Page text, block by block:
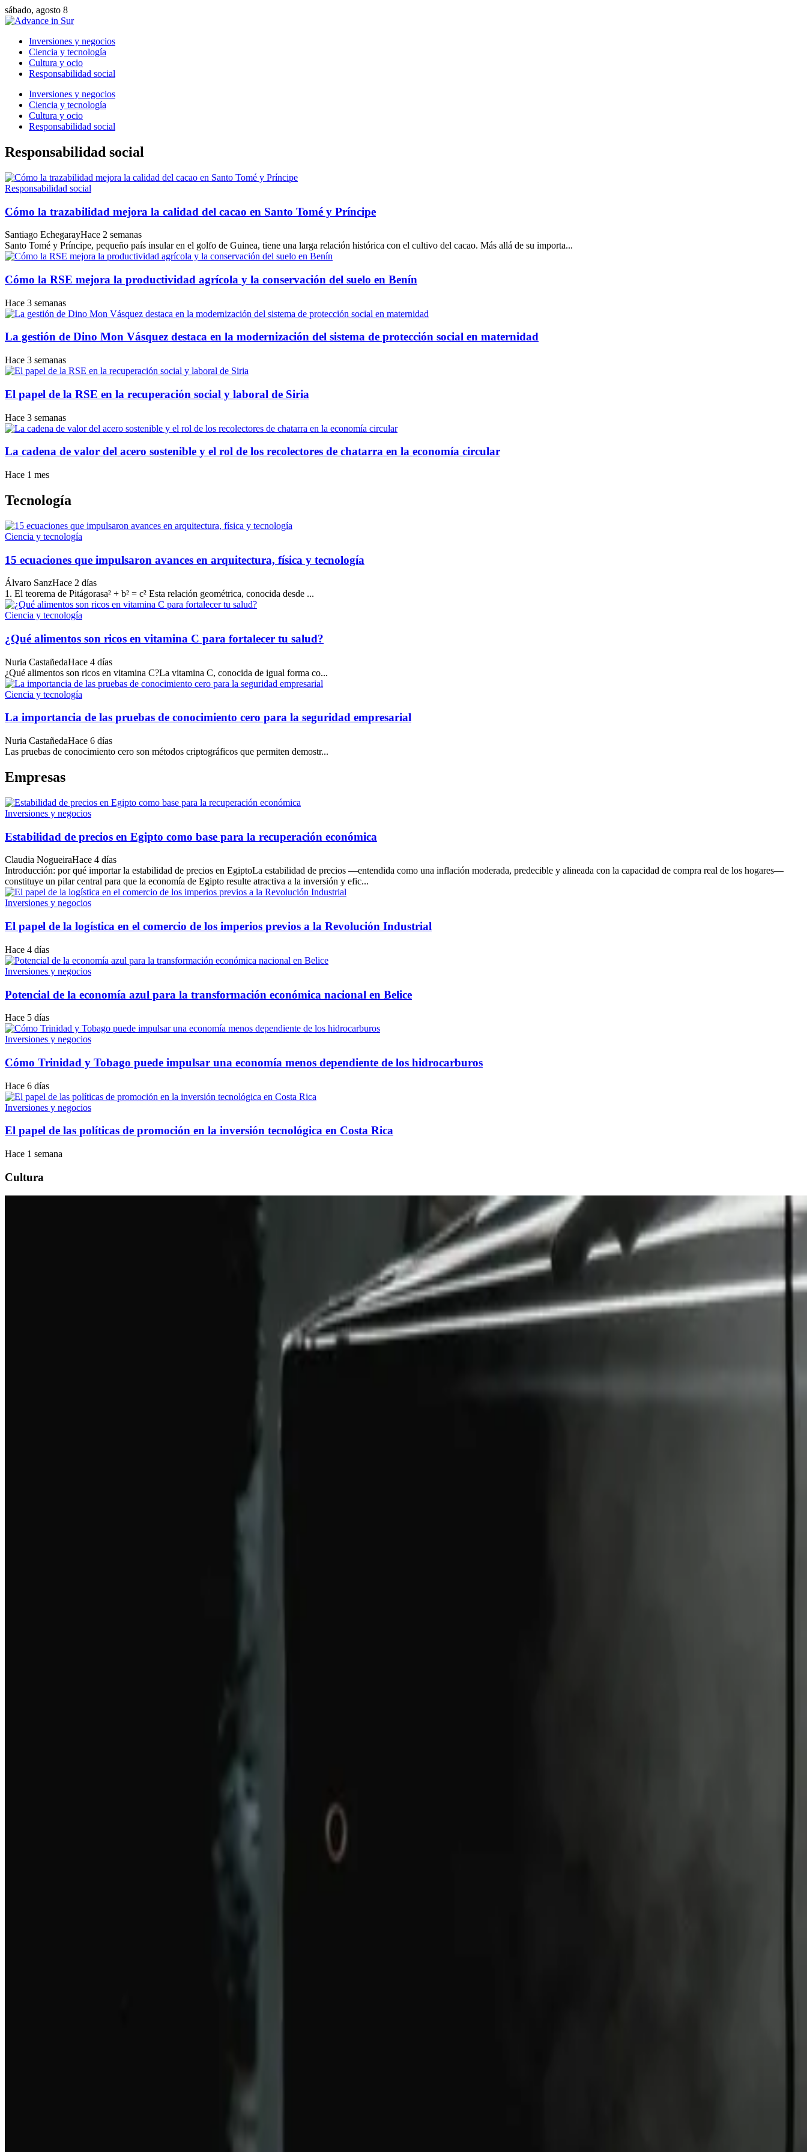
sábado, agosto 8
Inversiones y negocios
Ciencia y tecnología
Cultura y ocio
Responsabilidad social
Inversiones y negocios
Ciencia y tecnología
Cultura y ocio
Responsabilidad social
Responsabilidad social
Responsabilidad social
Cómo la trazabilidad mejora la calidad del cacao en Santo Tomé y Príncipe
Santiago EchegarayHace 2 semanas
Santo Tomé y Príncipe, pequeño país insular en el golfo de Guinea, tiene una larga relación histórica con el cultivo del cacao. Más allá de su importa...
Cómo la RSE mejora la productividad agrícola y la conservación del suelo en Benín
Hace 3 semanas
La gestión de Dino Mon Vásquez destaca en la modernización del sistema de protección social en maternidad
Hace 3 semanas
El papel de la RSE en la recuperación social y laboral de Siria
Hace 3 semanas
La cadena de valor del acero sostenible y el rol de los recolectores de chatarra en la economía circular
Hace 1 mes
Tecnología
Ciencia y tecnología
15 ecuaciones que impulsaron avances en arquitectura, física y tecnología
Álvaro SanzHace 2 días
1. El teorema de Pitágorasa² + b² = c² Esta relación geométrica, conocida desde ...
Ciencia y tecnología
¿Qué alimentos son ricos en vitamina C para fortalecer tu salud?
Nuria CastañedaHace 4 días
¿Qué alimentos son ricos en vitamina C?La vitamina C, conocida de igual forma co...
Ciencia y tecnología
La importancia de las pruebas de conocimiento cero para la seguridad empresarial
Nuria CastañedaHace 6 días
Las pruebas de conocimiento cero son métodos criptográficos que permiten demostr...
Empresas
Inversiones y negocios
Estabilidad de precios en Egipto como base para la recuperación económica
Claudia NogueiraHace 4 días
Introducción: por qué importar la estabilidad de precios en EgiptoLa estabilidad de precios —entendida como una inflación moderada, predecible y alineada con la capacidad de compra real de los hogares—
constituye un pilar central para que la economía de Egipto resulte atractiva a la inversión y efic...
Inversiones y negocios
El papel de la logística en el comercio de los imperios previos a la Revolución Industrial
Hace 4 días
Inversiones y negocios
Potencial de la economía azul para la transformación económica nacional en Belice
Hace 5 días
Inversiones y negocios
Cómo Trinidad y Tobago puede impulsar una economía menos dependiente de los hidrocarburos
Hace 6 días
Inversiones y negocios
El papel de las políticas de promoción en la inversión tecnológica en Costa Rica
Hace 1 semana
Cultura